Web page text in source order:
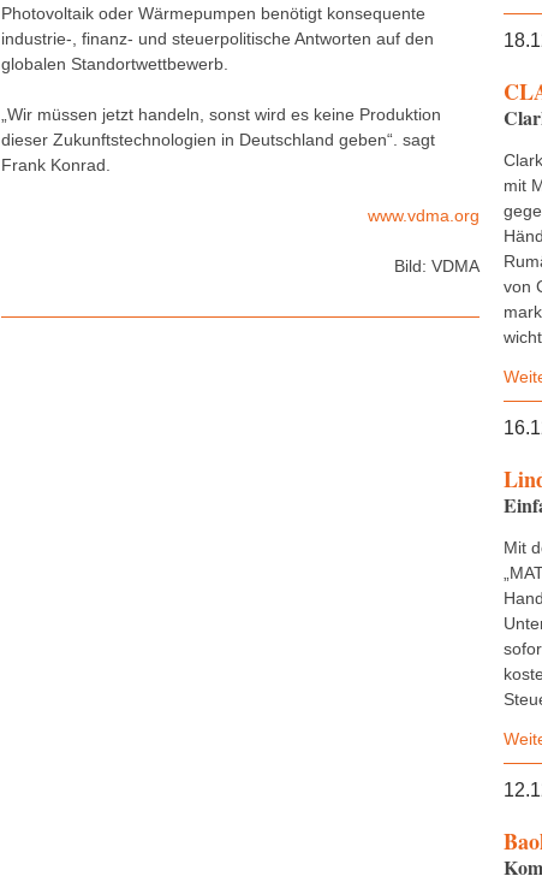
mit
von
Mit
Photovoltaik oder Wärmepumpen benötigt konsequente
industrie-, finanz- und steuerpolitische Antworten auf den
globalen Standortwettbewerb.
„Wir müssen jetzt handeln, sonst wird es keine Produktion
dieser Zukunftstechnologien in Deutschland geben“. sagt
Frank Konrad.
www.vdma.org
Bild: VDMA